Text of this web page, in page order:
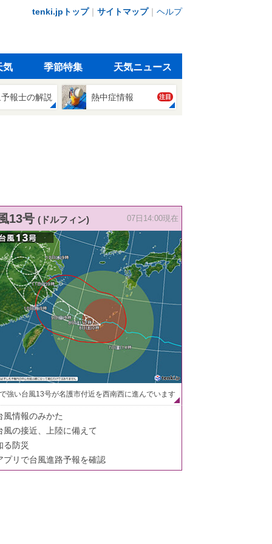
tenki.jpトップ｜ サイトマップ｜ ヘルプ
気 季節特集 天気ニュース
報士の解説 熱中症情報 注目
13号 (ドルフィン) 07日14:00現在
強い台風13号が名護市付近を西南西に進んでいます
風情報のみかた
風の接近、上陸に備えて
る防災
プリで台風進路予報を確認